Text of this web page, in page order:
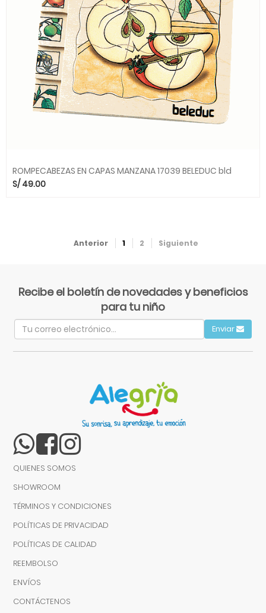
ROMPECABEZAS EN CAPAS MANZANA 17039 BELEDUC bld
S/ 49.00
Anterior 1 2 Siguiente
Recibe el boletín de novedades y beneficios
para tu niño
Enviar
QUIENES SOMOS
SHOWROOM
TÉRMINOS Y CONDICIONES
POLÍTICAS DE PRIVACIDAD
POLÍTICAS DE CALIDAD
REEMBOLSO
ENVÍOS
CONTÁCTENOS